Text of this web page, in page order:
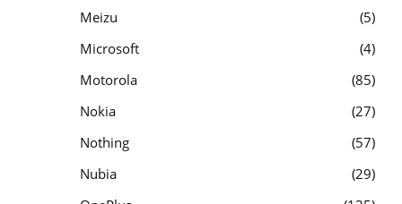
Meizu
5
Microsoft
4
Motorola
85
Nokia
27
Nothing
57
Nubia
29